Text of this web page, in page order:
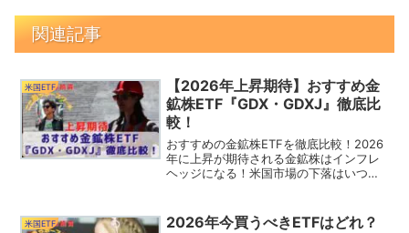
関連記事
米国ETF
【2026年上昇期待】おすすめ金
鉱株ETF『GDX・GDXJ』徹底比
較！
おすすめの金鉱株ETFを徹底比較！2026
年に上昇が期待される金鉱株はインフレ
ヘッジになる！米国市場の下落はいつま
株ETFの特徴とゴールドとの違いは？
米国ETF
2026年今買うべきETFはどれ？